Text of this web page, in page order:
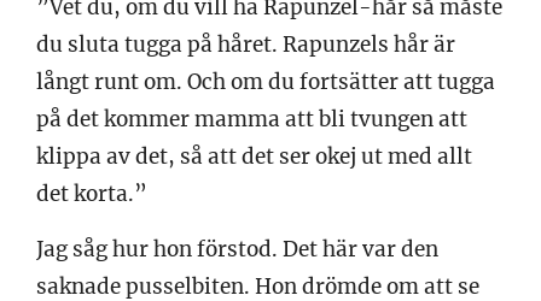
”Vet du, om du vill ha Rapunzel-hår så måste
du sluta tugga på håret. Rapunzels hår är
långt runt om. Och om du fortsätter att tugga
på det kommer mamma att bli tvungen att
klippa av det, så att det ser okej ut med allt
det korta.”
Jag såg hur hon förstod. Det här var den
saknade pusselbiten. Hon drömde om att se